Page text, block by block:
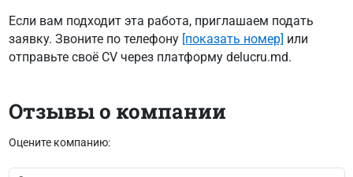
Если вам подходит эта работа, приглашаем подать
заявку. Звоните по телефону [показать номер] или
отправьте своё CV через платформу delucru.md.
Отзывы о компании
Оцените компанию: